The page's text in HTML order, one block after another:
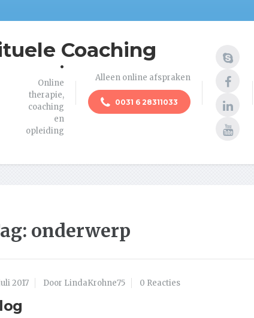
Coaching
.
Online
therapie,
coaching
en
opleiding
Alleen online afspraken
0031 6 28311033
onderwerp
2017 Door LindaKrohne75 0 Reacties